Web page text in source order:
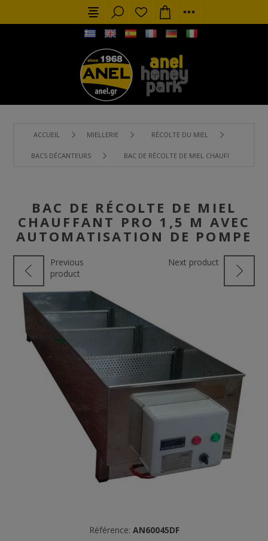
ACCUEIL MIELLERIE RÉCOLTE DU MIEL
BACS DÉCANTEURS BAC DE RÉCOLTE DE MIEL CHAUFFANT PRO
BAC DE RÉCOLTE DE MIEL
CHAUFFANT PRO 1,5 M AVEC
AUTOMATISATION DE POMPE
Previous
product
Next product
Référence: AN60045DF